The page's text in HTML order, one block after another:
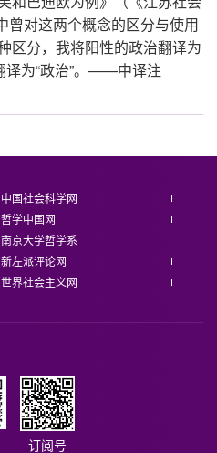
曾对这两个概念的区分与使用
区分，我将阳性的政治翻译为
译为“政治”。——中译注
中国社会科学网
哲学中国网
南京大学哲学系
新左派评论网
世界社会主义网
订阅号